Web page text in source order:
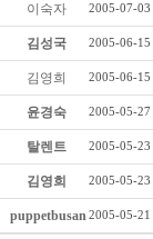
이숙자 2005-07-03
김성국 2005-06-15
김영희 2005-06-15
윤경숙 2005-05-27
탈렌트 2005-05-23
김영희 2005-05-23
puppetbusan 2005-05-21